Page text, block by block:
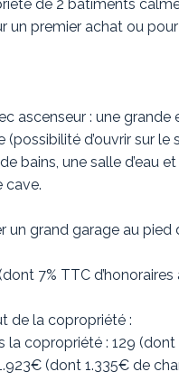
de 2 bâtiments
un premier achat ou
ascenseur : une
d’ouvrir sur
bains, une salle d’eau
cave.
un grand garage au pied
7% TTC
de la copropriété :
la copropriété : 129 (dont
(dont 1.335€ de